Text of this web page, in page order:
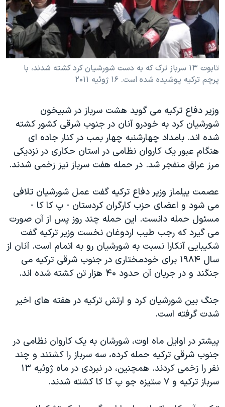
فرهنگ و زندگی
حقوق شهروندی
اقتصادی
علم و فناوری
اسرائیل در جنگ
آرشیو پخش زنده
مستندها
انتخابات ریاست جمهوری آمریکا ۲۰۲۴
حمله جمهوری اسلامی به اسرائیل
رمز مهسا
ورزش زنان در ایران
مجموعه مستندهای دادخواهی
تریبونال مردمی آبان ۹۸
دادگاه حمید نوری
چهل سال گروگان‌گیری
قانون شفافیت دارائی کادر رهبری ایران
اعتراضات مردمی آبان ۹۸
اسرائیل در جنگ
نرگس محمدی برنده جایزه نوبل صلح
همایش محافظه‌کاران آمریکا «سی‌پک»
صفحه‌های ویژه
سفر پرزیدنت ترامپ به چین
دنبال کنید
زبانهای مختلف
تابوت ۱۳ سرباز ترک که به دست شورشیان کرد کشته شدند، با
پرچم ترکیه پوشیده شده است. ۱۶ ژوئیه ۲۰۱۱
وزیر دفاع ترکیه می گوید هشت سرباز در شبیخون
شورشیان کرد به خودرو آنان در جنوب شرقی کشور کشته
شده اند. بامداد چهارشنبه چهار بمب در کنار جاده ای
هنگام عبور یک کاروان نظامی در استان حکاری در نزدیکی
مرز عراق منفجر شد. در حمله هفت سرباز نیز زخمی شدند.
عصمت ییلماز وزیر دفاع ترکیه گفت عمل شورشیان تلافی
می شود و اعضای حزب کارگران کردستان - پ کا کا -
مسئول حمله دانست. این حمله چند روز پس از آن صورت
می گیرد که رجب طیب اردوغان نخست وزیر ترکیه گفت
شکیبایی آنکارا نسبت به شورشیان رو به اتمام است. آنان از
سال ۱۹۸۴ برای خودمختاری در جنوب شرقی ترکیه می
جنگند و در جریان آن حدود ۴۰ هزار تن کشته شده اند.
جنگ بین شورشیان کرد و ارتش ترکیه در هفته های اخیر
شدت گرفته است.
پیشتر در اوایل ماه اوت، شورشان به یک کاروان نظامی در
جنوب شرقی ترکیه حمله کرده، سه سرباز را کشتند و چند
نفر را زخمی کردند. همچنین، در نبردی در ماه ژوئیه ۱۳
سرباز ترکیه و ۷ ستیزه جو پ کا کا کشته شدند.